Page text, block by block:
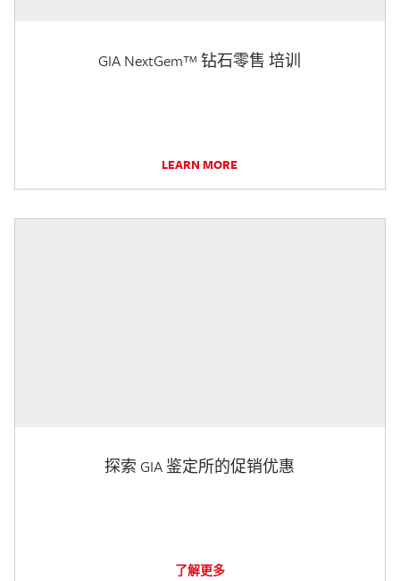
GIA NextGem™ 钻石零售 培训
LEARN MORE
探索 GIA 鉴定所的促销优惠
了解更多